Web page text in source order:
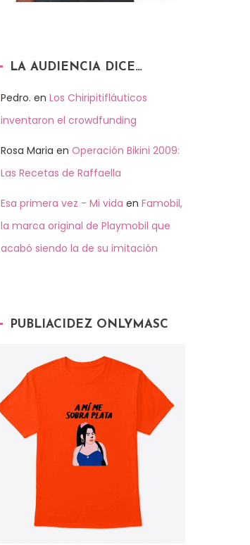
LA AUDIENCIA DICE…
Pedro. en Los Chiripitifláuticos
inventaron el crowdfunding
Rosa Maria en Operación Bikini 2009:
Las Recetas de Raffaella
Esa primera vez - Mi vida en Famobil,
la marca original de Playmobil que
acabó siendo la de su imitación
PUBLIACIDEZ ONLYMASC